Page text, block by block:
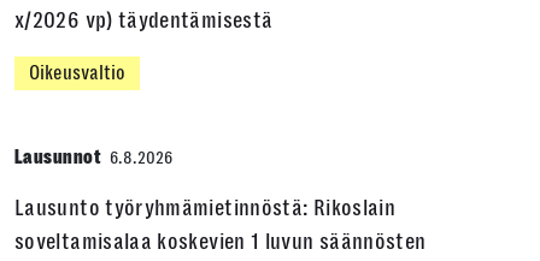
x/2026 vp) täydentämisestä
Oikeusvaltio
Lausunnot 6.8.2026
Lausunto työryhmämietinnöstä: Rikoslain
soveltamisalaa koskevien 1 luvun säännösten